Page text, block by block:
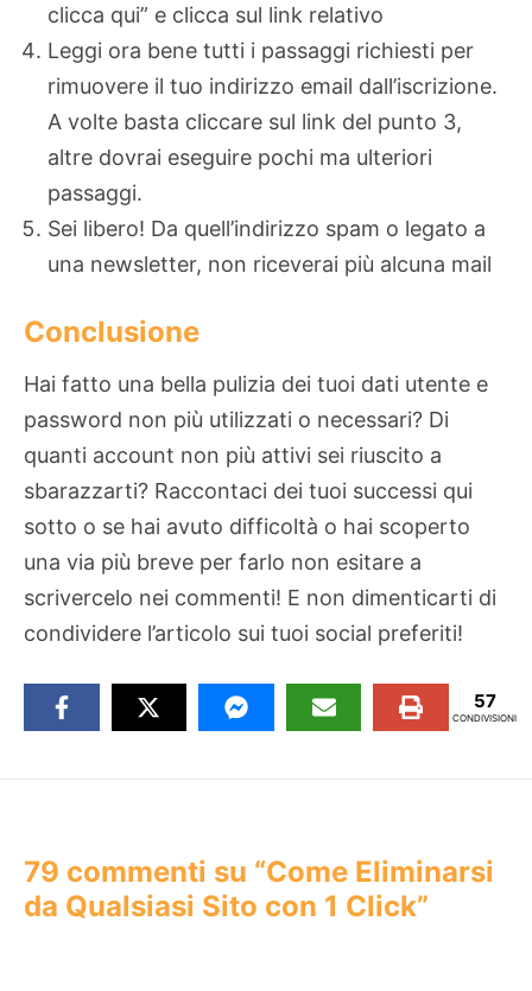
clicca qui” e clicca sul link relativo
Leggi ora bene tutti i passaggi richiesti per
rimuovere il tuo indirizzo email dall’iscrizione.
A volte basta cliccare sul link del punto 3,
altre dovrai eseguire pochi ma ulteriori
passaggi.
Sei libero! Da quell’indirizzo spam o legato a
una newsletter, non riceverai più alcuna mail
Conclusione
Hai fatto una bella pulizia dei tuoi dati utente e
password non più utilizzati o necessari? Di
quanti account non più attivi sei riuscito a
sbarazzarti? Raccontaci dei tuoi successi qui
sotto o se hai avuto difficoltà o hai scoperto
una via più breve per farlo non esitare a
scrivercelo nei commenti! E non dimenticarti di
condividere l’articolo sui tuoi social preferiti!
57
CONDIVISIONI
79 commenti su “Come Eliminarsi
da Qualsiasi Sito con 1 Click”